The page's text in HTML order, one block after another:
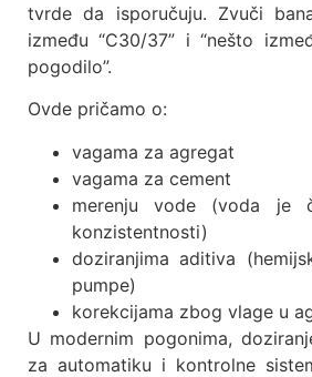
tvrde da isporučuju. Zvuči
između “C30/37” i “nešto
pogodilo”.
Ovde pričamo o:
vagama za agregat
vagama za cement
merenju vode (voda je
konzistentnosti)
doziranjima aditiva
pumpe)
korekcijama zbog vlage u
U modernim pogonima,
za automatiku i kontrolne